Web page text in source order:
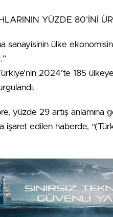
YÜZDE 80’İNİ
sanayisinin ülke
2024’te 185
yüzde 29 artış anlamına
işaret edilen haberde,